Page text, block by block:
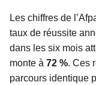
Les chiffres de
taux de réussite
dans les six mois
monte à 72 %. Ces
parcours identique